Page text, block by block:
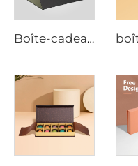
Boîte-cadeau magnétique avec poignée en papier d'emballage pour vêtements, chaussures, valise pliante sur mesure